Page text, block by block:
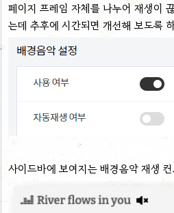
페이지 프레임 자체를 나누어 재생이
는데 추후에 시간되면 개선해 보도록
사이드바에 보여지는 배경음악 재생